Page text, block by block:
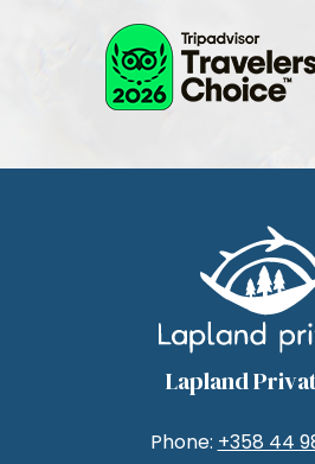
Lapland
Phone: +358 44